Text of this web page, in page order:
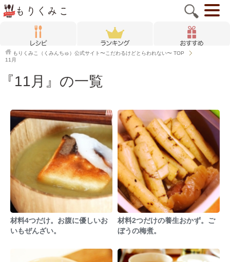
もりくみこ（くみんちゅ）公式サイト〜こだわるけどとらわれない〜 TOP
11月
『11月』の一覧
材料4つだけ。お腹に優しいお
いもぜんざい。
材料2つだけの養生おかず。ご
ぼうの梅煮。